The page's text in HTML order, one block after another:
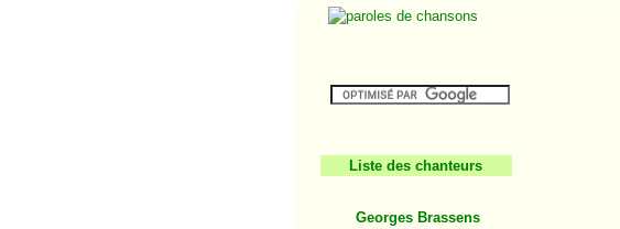
Liste des chanteurs
Georges Brassens